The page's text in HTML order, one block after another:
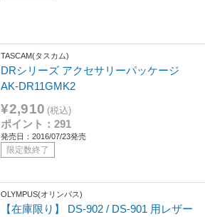
TASCAM(タスカム)
DRシリーズ アクセサリーパッケージ
AK-DR11GMK2
¥2,910 (税込)
ポイント：291
発売日：2016/07/23発売
限定数終了
OLYMPUS(オリンパス)
【在庫限り】 DS-902 / DS-901 用レザー